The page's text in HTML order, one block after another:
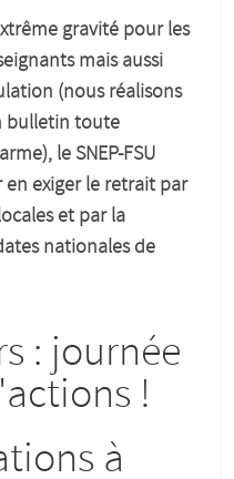
gravité pour les
mais aussi
(nous réalisons
bulletin toute
le SNEP-FSU
exiger le retrait par
et par la
nationales de
: journée
!
à